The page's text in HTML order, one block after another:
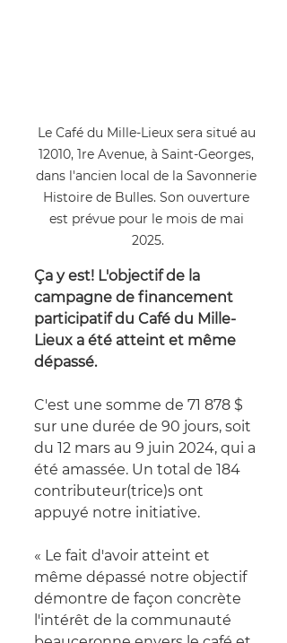
Le Café du Mille-Lieux sera situé au
12010, 1re Avenue, à Saint-Georges,
dans l'ancien local de la Savonnerie
Histoire de Bulles. Son ouverture
est prévue pour le mois de mai
2025.
Ça y est! L'objectif de la
campagne de financement
participatif du Café du Mille-
Lieux a été atteint et même
dépassé.
C'est une somme de 71 878 $
sur une durée de 90 jours, soit
du 12 mars au 9 juin 2024, qui a
été amassée. Un total de 184
contributeur(trice)s ont
appuyé notre initiative.
« Le fait d'avoir atteint et
même dépassé notre objectif
démontre de façon concrète
l'intérêt de la communauté